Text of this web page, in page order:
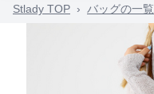
Stlady TOP › バッグの一覧